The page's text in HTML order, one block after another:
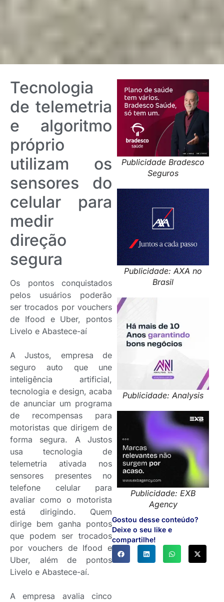
Publicidade Bradesco
Seguros
Publicidade: AXA no
Brasil
Publicidade: Analysis
Publicidade: EXB
Agency
Gostou desse conteúdo?
Deixe o seu like e
compartilhe!
Tecnologia
de telemetria
e algoritmo
próprio
utilizam os
sensores do
celular para
medir
direção
segura
Os pontos conquistados
pelos usuários poderão
ser trocados por vouchers
de Ifood e Uber, pontos
Livelo e Abastece-aí
A Justos, empresa de
seguro auto que une
inteligência artificial,
tecnologia e design, acaba
de anunciar um programa
de recompensas para
motoristas que dirigem de
forma segura. A Justos
usa tecnologia de
telemetria ativada nos
sensores presentes no
telefone celular para
avaliar como o motorista
está dirigindo. Quem
dirige bem ganha pontos
que podem ser trocados
por vouchers de Ifood e
Uber, além de pontos
Livelo e Abastece-aí.
A empresa avalia cinco